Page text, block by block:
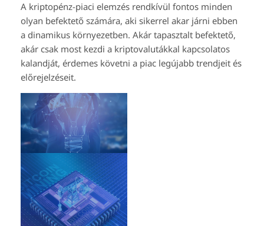
A kriptopénz-piaci elemzés rendkívül fontos minden
olyan befektető számára, aki sikerrel akar járni ebben
a dinamikus környezetben. Akár tapasztalt befektető,
akár csak most kezdi a kriptovalutákkal kapcsolatos
kalandját, érdemes követni a piac legújabb trendjeit és
előrejelzéseit.